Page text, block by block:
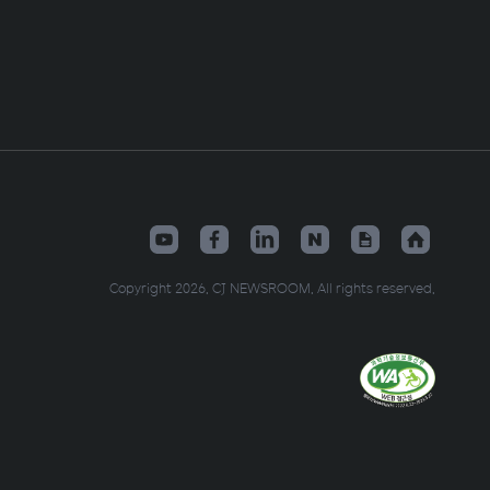
Copyright 2026. CJ NEWSROOM. All rights reserved.